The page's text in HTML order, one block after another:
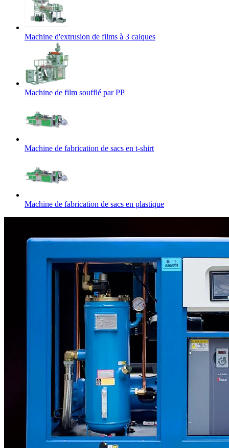
Machine d'extrusion de films à 3 calques
Machine de film soufflé par PP
Machine de fabrication de sacs en t-shirt
Machine de fabrication de sacs en plastique